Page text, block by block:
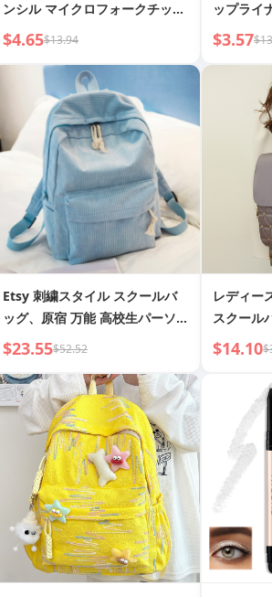
ンシル マイクロフォークチップ
アプリケーター 防水 汗止め 長
持ち アイブロウペンシル 保湿
栄養 長持ちメイク
$4.65$13.94
ップライ
ップ 保湿
リップス
$3.57
Etsy 刺繍スタイル スクールバ
ッグ、原宿 万能 高校生パーソナ
ライズコーデュロイバックパッ
ク、キャンパススタイル
$23.55$52.52
レディー
スクール
容量 韓国
国風 トラ
$14.10